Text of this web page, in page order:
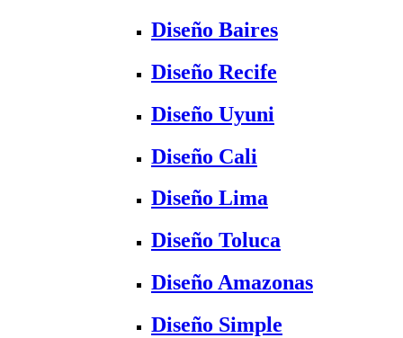
Diseño Baires
Diseño Recife
Diseño Uyuni
Diseño Cali
Diseño Lima
Diseño Toluca
Diseño Amazonas
Diseño Simple